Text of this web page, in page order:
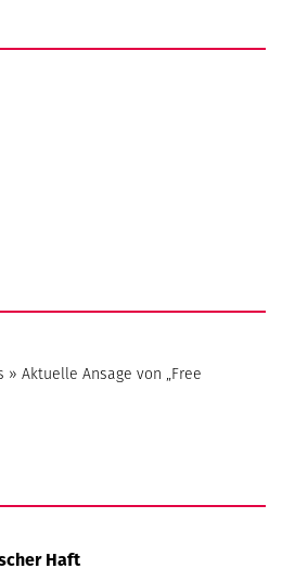
» Aktuelle Ansage von „Free
Haft